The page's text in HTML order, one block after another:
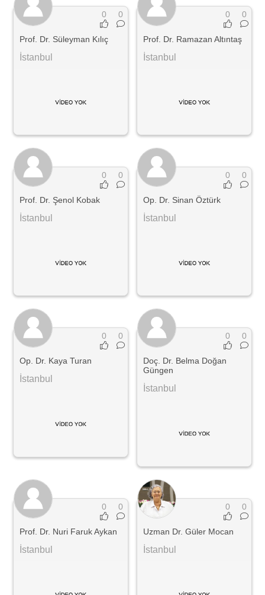
0 0
Prof. Dr. Süleyman Kılıç
İstanbul
0 0
Prof. Dr. Ramazan Altıntaş
İstanbul
0 0
Prof. Dr. Şenol Kobak
İstanbul
0 0
Op. Dr. Sinan Öztürk
İstanbul
0 0
Op. Dr. Kaya Turan
İstanbul
0 0
Doç. Dr. Belma Doğan
Güngen
İstanbul
0 0
Prof. Dr. Nuri Faruk Aykan
İstanbul
0 0
Uzman Dr. Güler Mocan
İstanbul